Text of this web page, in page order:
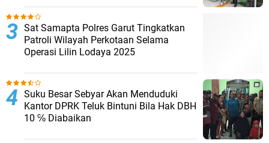
Sat Samapta Polres Garut Tingkatkan
Patroli Wilayah Perkotaan Selama
Operasi Lilin Lodaya 2025
Suku Besar Sebyar Akan Menduduki
Kantor DPRK Teluk Bintuni Bila Hak DBH
10 ℅ Diabaikan